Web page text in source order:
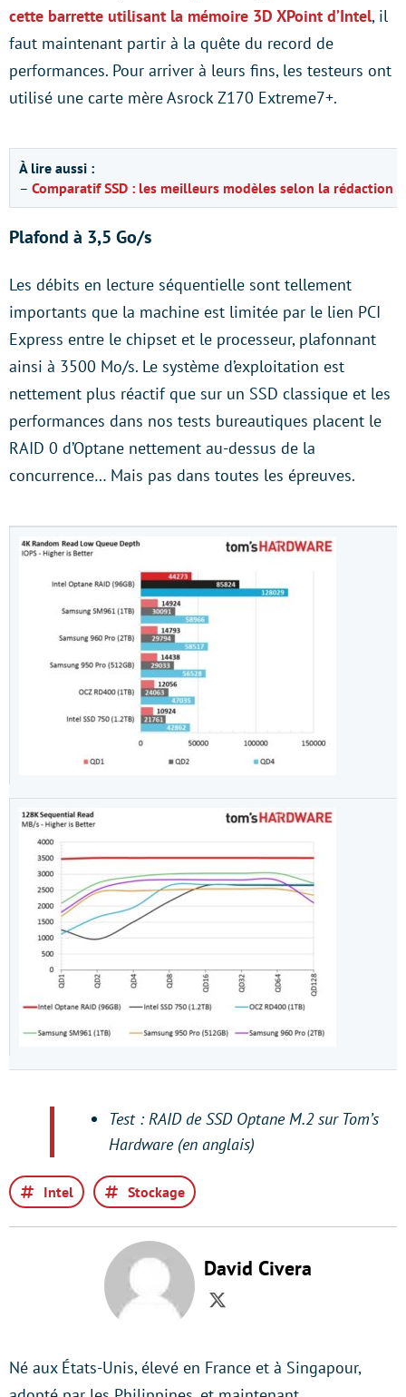
cette barrette utilisant la mémoire 3D XPoint d’Intel, il
faut maintenant partir à la quête du record de
performances. Pour arriver à leurs fins, les testeurs ont
utilisé une carte mère Asrock Z170 Extreme7+.
À lire aussi :
– Comparatif SSD : les meilleurs modèles selon la rédaction
Plafond à 3,5 Go/s
Les débits en lecture séquentielle sont tellement
importants que la machine est limitée par le lien PCI
Express entre le chipset et le processeur, plafonnant
ainsi à 3500 Mo/s. Le système d’exploitation est
nettement plus réactif que sur un SSD classique et les
performances dans nos tests bureautiques placent le
RAID 0 d’Optane nettement au-dessus de la
concurrence… Mais pas dans toutes les épreuves.
Test : RAID de SSD Optane M.2 sur Tom’s
Hardware (en anglais)
Intel Stockage
David Civera
Twitter
Né aux États-Unis, élevé en France et à Singapour,